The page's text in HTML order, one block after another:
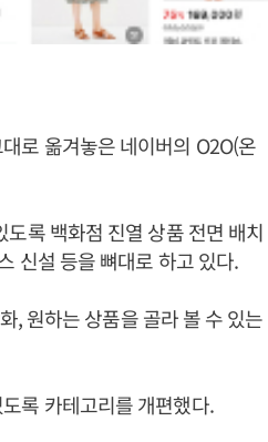
로 옮겨놓은 네이버의 O2O(온
록 백화점 진열 상품 전면 배치
신설 등을 뼈대로 하고 있다.
, 원하는 상품을 골라 볼 수 있는
록 카테고리를 개편했다.